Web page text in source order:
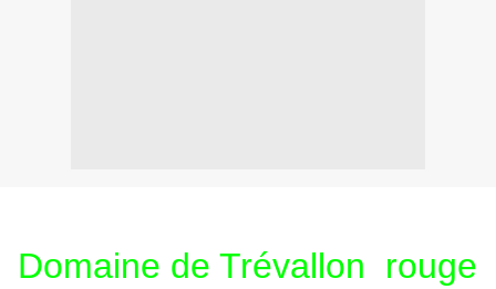
Domaine de Trévallon rouge